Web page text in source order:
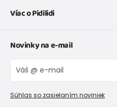
Doprava a platba
Tabuľka veľkostí obuvi
Vrátenie tovaru a reklamacie
Reklamačný poriadok
Víac o Pidilidi
O nás
Kolekcie tovaru
Novinky na e-mail
Súhlas so zasielaním noviniek